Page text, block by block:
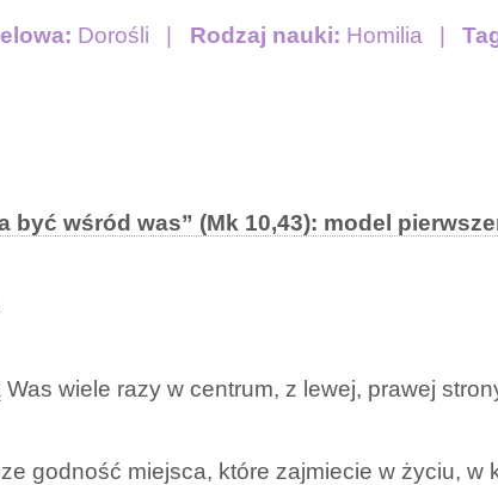
Dorośli Rodzaj nauki: Homilia
być wśród was” (Mk 10,43): model
wiele razy w centrum, z lewej, prawej
godność miejsca, które zajmiecie w życiu,